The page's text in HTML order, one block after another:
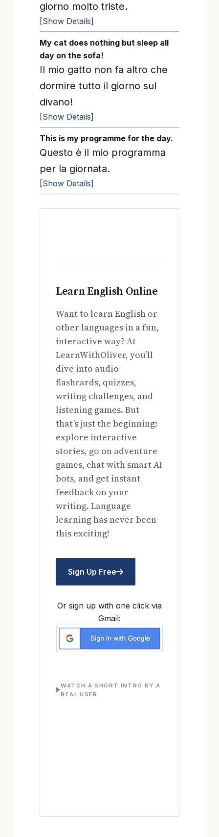
giorno molto triste.
[Show Details]
My cat does nothing but sleep all
day on the sofa!
Il mio gatto non fa altro che
dormire tutto il giorno sul
divano!
[Show Details]
This is my programme for the day.
Questo è il mio programma
per la giornata.
[Show Details]
Learn English Online
Want to learn English or
other languages in a fun,
interactive way? At
LearnWithOliver, you’ll
dive into audio
flashcards, quizzes,
writing challenges, and
listening games. But
that’s just the beginning:
explore interactive
stories, go on adventure
games, chat with smart AI
bots, and get instant
feedback on your
writing. Language
learning has never been
this exciting!
Sign Up Free
Or sign up with one click via
Gmail:
WATCH A SHORT INTRO BY A
REAL USER